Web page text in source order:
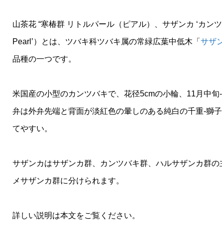
山茶花 “寒椿群 リトルパール（ピアル）、サザンカ ‘カン
Pearl’）とは、ツバキ科ツバキ属の常緑広葉中低木「 サザ
品種の一つです。
米国産の小型のカンツバキで、花径5cmの小輪、11月中
弁は外弁先端と背面が淡紅色の暈しのある純白の千重-獅
てやすい。
サザンカはサザンカ群、カンツバキ群、ハルサザンカ群
メサザンカ群に分けられます。
詳しい説明は本文をご覧ください。